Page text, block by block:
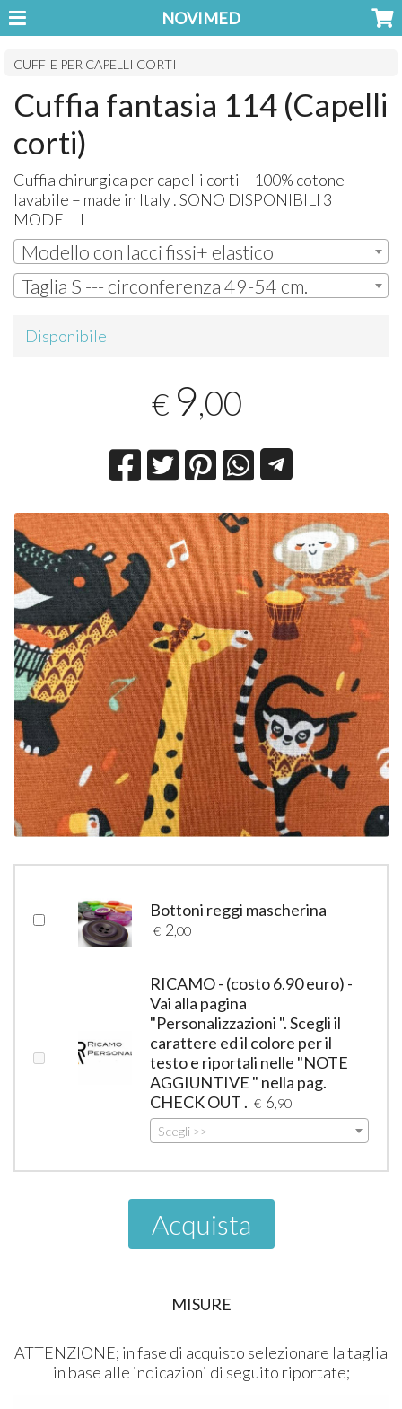
NOVIMED
CUFFIE PER CAPELLI CORTI
Cuffia fantasia 114 (Capelli
corti)
Cuffia chirurgica per capelli corti – 100% cotone –
lavabile – made in Italy .SONO DISPONIBILI 3
MODELLI
Modello con lacci fissi+ elastico
Taglia S --- circonferenza 49-54 cm.
Disponibile
€ 9,00
Bottoni reggi mascherina
€ 2 ,00
RICAMO - (costo 6.90 euro) -
Vai alla pagina
"Personalizzazioni ". Scegli il
carattere ed il colore per il
testo e riportali nelle "NOTE
AGGIUNTIVE " nella pag.
CHECK OUT . € 6 ,90
Scegli >>
Acquista
MISURE
ATTENZIONE; in fase di acquisto selezionare la taglia
in base alle indicazioni di seguito riportate;